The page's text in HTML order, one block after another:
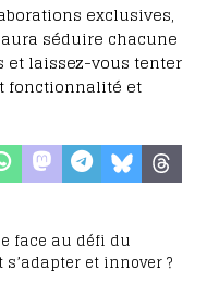
exclusives,
séduire chacune
et laissez-vous tenter
fonctionnalité et
face au défi du
et innover ?